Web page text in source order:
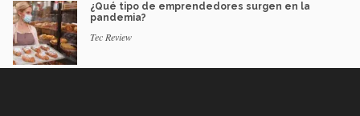
¿Qué tipo de emprendedores surgen en la
pandemia?
Tec Review